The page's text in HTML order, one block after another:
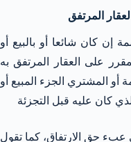
المرتفق
إن كان شائعا أو بالبيع أو
على العقار المرتفق به
أو المشتري الجزء المبيع أو
كان عليه قبل التجزئة
عبء حق الارتفاق، كما تقول